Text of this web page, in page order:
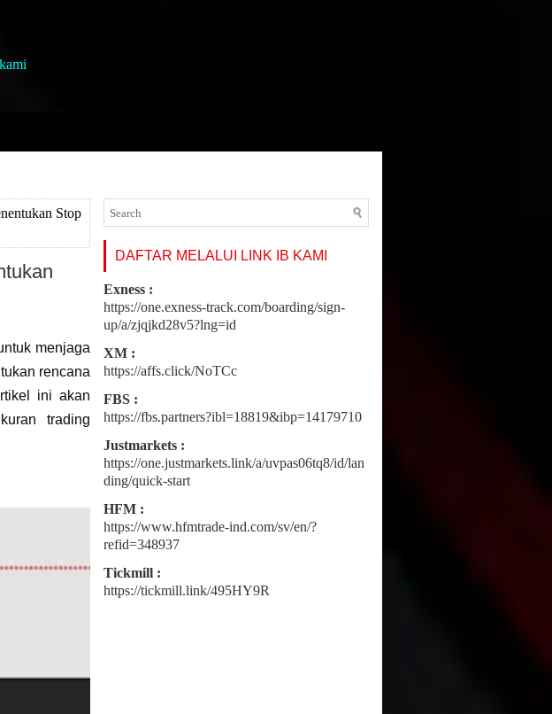
Stop
menjaga
rencana
ini akan
trading
DAFTAR MELALUI LINK IB KAMI
Exness :
https://one.exness-track.com/boarding/sign-
up/a/zjqjkd28v5?lng=id
XM :
https://affs.click/NoTCc
FBS :
https://fbs.partners?ibl=18819&ibp=14179710
Justmarkets :
https://one.justmarkets.link/a/uvpas06tq8/id/lan
ding/quick-start
HFM :
https://www.hfmtrade-ind.com/sv/en/?
refid=348937
Tickmill :
https://tickmill.link/495HY9R